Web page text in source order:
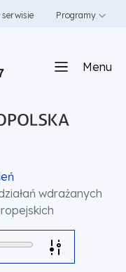
serwisie Programy
Menu
wdrażanych